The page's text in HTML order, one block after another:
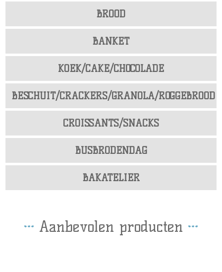
BROOD
BANKET
KOEK/CAKE/CHOCOLADE
BESCHUIT/CRACKERS/GRANOLA/ROGGEBROOD
CROISSANTS/SNACKS
BUSBRODENDAG
BAKATELIER
Aanbevolen producten